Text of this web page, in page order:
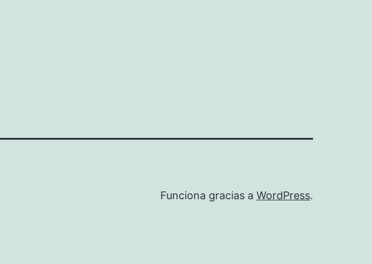
Funciona gracias a WordPress.